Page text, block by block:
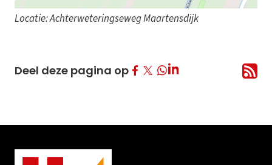
Locatie: Achterweteringseweg Maartensdijk
Deel deze pagina opDeel op Facebook
Deel op Twitter
Deel op Whatsapp
Deel op LinkedIn